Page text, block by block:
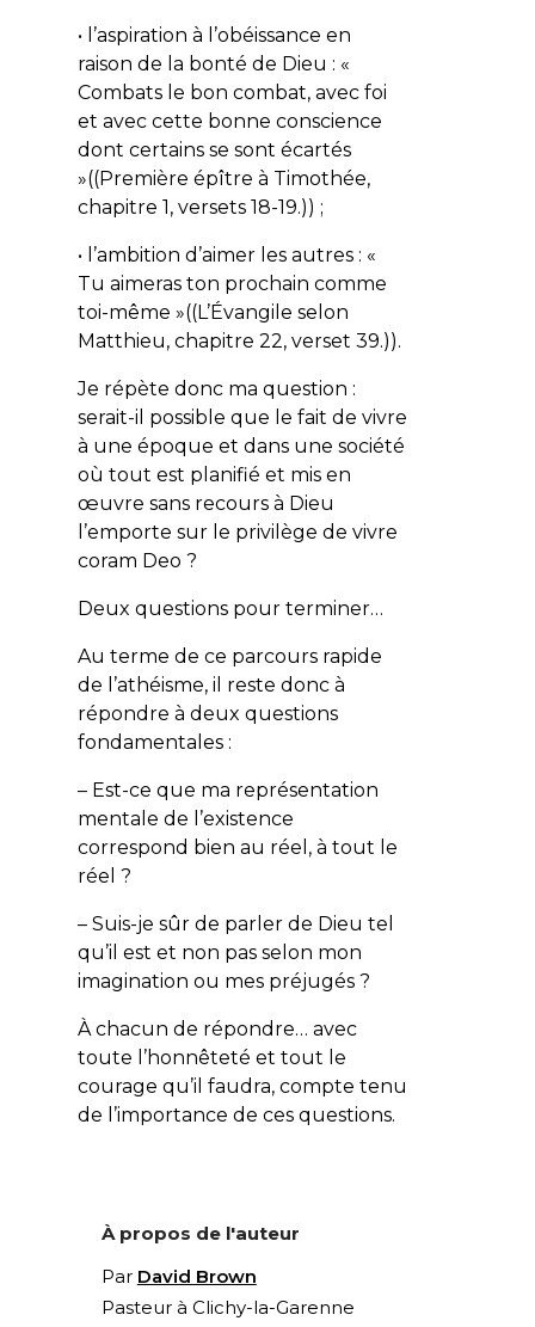
• l’aspiration à l’obéissance en
raison de la bonté de Dieu : «
Combats le bon combat, avec foi
et avec cette bonne conscience
dont certains se sont écartés
»((Première épître à Timothée,
chapitre 1, versets 18-19.)) ;
• l’ambition d’aimer les autres : «
Tu aimeras ton prochain comme
toi-même »((L’Évangile selon
Matthieu, chapitre 22, verset 39.)).
Je répète donc ma question :
serait-il possible que le fait de vivre
à une époque et dans une société
où tout est planifié et mis en
œuvre sans recours à Dieu
l’emporte sur le privilège de vivre
coram Deo ?
Deux questions pour terminer…
Au terme de ce parcours rapide
de l’athéisme, il reste donc à
répondre à deux questions
fondamentales :
– Est-ce que ma représentation
mentale de l’existence
correspond bien au réel, à tout le
réel ?
– Suis-je sûr de parler de Dieu tel
qu’il est et non pas selon mon
imagination ou mes préjugés ?
À chacun de répondre… avec
toute l’honnêteté et tout le
courage qu’il faudra, compte tenu
de l’importance de ces questions.
À propos de l'auteur
Par David Brown
Pasteur à Clichy-la-Garenne